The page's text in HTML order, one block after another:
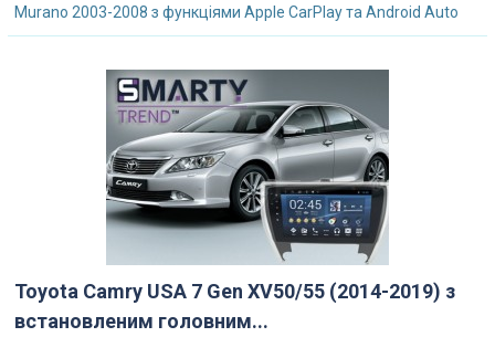
Murano 2003-2008 з функціями Apple CarPlay та Android Auto
Toyota Camry USA 7 Gen XV50/55 (2014-2019) з
встановленим головним...